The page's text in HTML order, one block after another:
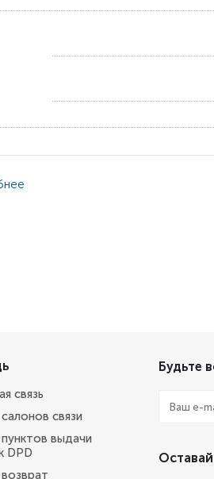
связь
связи
выдачи
DPD
Будьте